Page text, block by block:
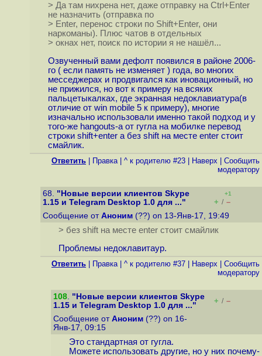
> Да там нихрена нет, даже отправку на Ctrl+Enter
не назначить (отправка по
> Enter, перенос строки по Shift+Enter, они
наркоманы). Плюс чатов в отдельных
> окнах нет, поиск по истории я не нашёл...
Озвученный вами дефолт появился в районе 2006-
го ( если память не изменяет ) года, во многих
месседжерах и продвигался как иновационный, но
не прижился, но вот к примеру на всяких
пальцетыкалках, где экранная недоклавиатура(в
отличие от win mobile 5 к примеру), многие
изначально использовали именно такой подход и у
того-же hangouts-а от гугла на мобилке перевод
строки shift+enter а без shift на месте enter стоит
смайлик.
Ответить Правка| ^ к родителю #23 Наверх
Cообщить
модератору
68. "Новые версии клиентов Skype
1.15 и Telegram Desktop 1.0 для ..."
+1
+ / –
Сообщение от Аноним (??) on 13-Янв-17, 19:49
> без shift на месте enter стоит смайлик
Проблемы недоклавитаур.
Ответить Правка| ^ к родителю #37 Наверх
Cообщить
модератору
108. "Новые версии клиентов Skype
1.15 и Telegram Desktop 1.0 для ..."
+ / –
Сообщение от Аноним (??) on 16-
Янв-17, 09:15
Это стандартная от гугла.
Можете использовать другие, но у них почему-